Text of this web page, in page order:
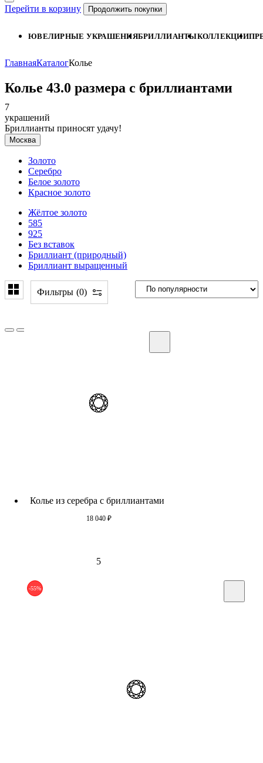
Перейти в корзину Продолжить покупки
ЮВЕЛИРНЫЕ УКРАШЕНИЯБРИЛЛИАНТЫКОЛЛЕКЦИИ
ГлавнаяКаталогКолье
Колье 43.0 размера с бриллиантами
7
украшений
Бриллианты приносят удачу!
Москва
Золото
Серебро
Белое золото
Красное золото
Жёлтое золото
585
925
Без вставок
Бриллиант (природный)
Бриллиант выращенный
Фильтры 0
Колье из серебра c бриллиантами
18 040 ₽
5
-55%